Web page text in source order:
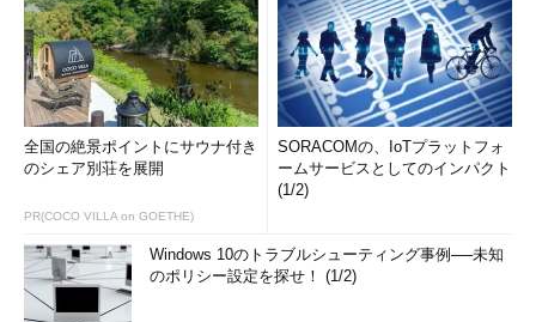
全国の絶景ポイントにサウナ付き
のシェア別荘を展開
PR(COCO VILLA on GOETHE)
SORACOMの、IoTプラットフォ
ームサービスとしてのインパクト
(1/2)
Windows 10のトラブルシューティング事例──未知
のポリシー設定を探せ！ (1/2)